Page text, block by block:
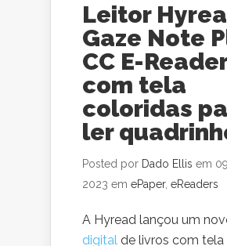
Leitor
Gaze Note
CC E-Reader
com tela
coloridas
ler
Posted por Dado Ellis em
2023 em ePaper, eReaders
A Hyread lançou um
digital de livros com tela